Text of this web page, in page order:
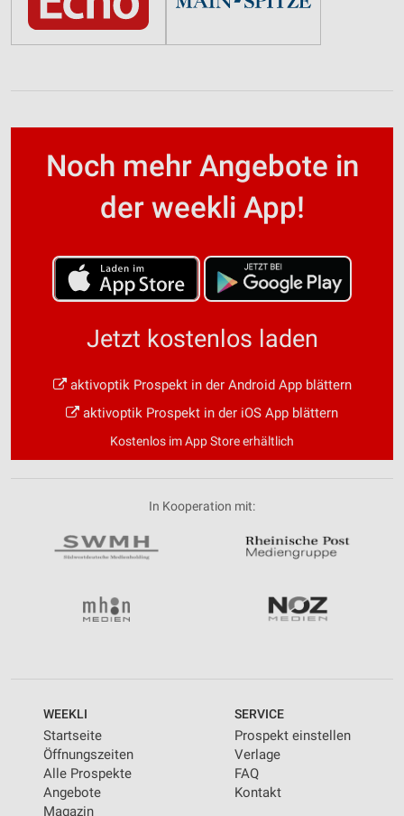
Noch mehr Angebote in
der weekli App!
Jetzt kostenlos laden
aktivoptik Prospekt in der Android App blättern
aktivoptik Prospekt in der iOS App blättern
Kostenlos im App Store erhältlich
In Kooperation mit:
WEEKLI
Startseite
Öffnungszeiten
Alle Prospekte
Angebote
Magazin
SERVICE
Prospekt einstellen
Verlage
FAQ
Kontakt